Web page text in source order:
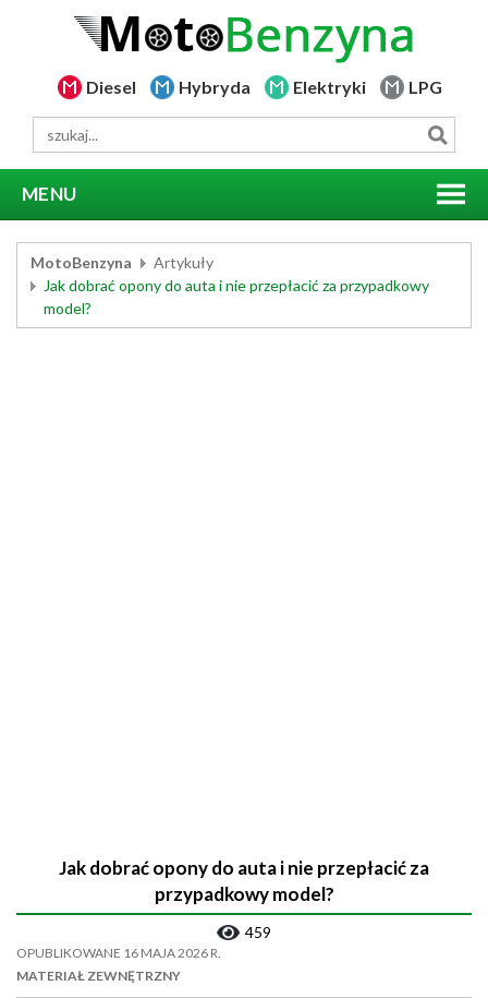
Diesel Hybryda Elektryki LPG
MENU
MotoBenzyna
Artykuły
Jak dobrać opony do auta i nie przepłacić za przypadkowy
model?
Jak dobrać opony do auta i nie przepłacić za
przypadkowy model?
459
OPUBLIKOWANE 16 MAJA 2026 R.
MATERIAŁ ZEWNĘTRZNY